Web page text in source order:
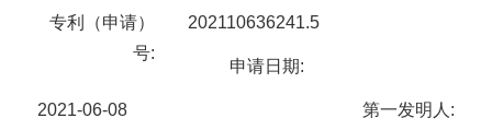
专利（申请）
号:
202110636241.5
申请日期:
2021-06-08 第一发明人: